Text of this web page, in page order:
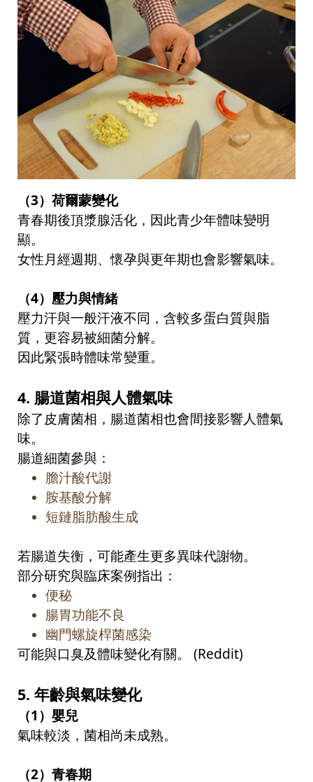
（3）荷爾蒙變化
青春期後頂漿腺活化，因此青少年體味變明
顯。
女性月經週期、懷孕與更年期也會影響氣味。
（4）壓力與情緒
壓力汗與一般汗液不同，含較多蛋白質與脂
質，更容易被細菌分解。
因此緊張時體味常變重。
4. 腸道菌相與人體氣味
除了皮膚菌相，腸道菌相也會間接影響人體氣
味。
腸道細菌參與：
膽汁酸代謝
胺基酸分解
短鏈脂肪酸生成
若腸道失衡，可能產生更多異味代謝物。
部分研究與臨床案例指出：
便秘
腸胃功能不良
幽門螺旋桿菌感染
可能與口臭及體味變化有關。
(Reddit)
5. 年齡與氣味變化
（1 ）嬰兒
氣味較淡，菌相尚未成熟。
（2）青春期